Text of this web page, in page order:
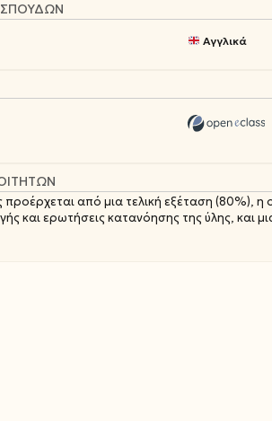
ΣΠΟΥΔΏΝ
Αγγλικά
προέρχεται από μια τελική εξέταση (80%), η
και ερωτήσεις κατανόησης της ύλης, και